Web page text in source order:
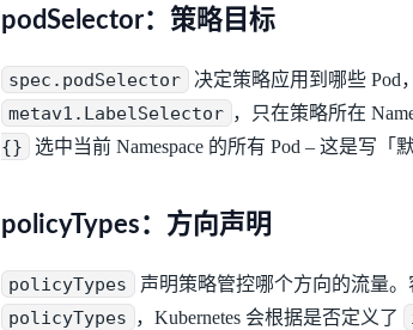
podSelector：策略目标
spec.podSelector 决定策略应用到哪些 Pod
metav1.LabelSelector ，只在策略所在
{}
选中当前 Namespace 的所有 Pod – 这是写「
policyTypes：方向声明
policyTypes 声明策略管控哪个方向的流量
policyTypes ，Kubernetes 会根据是否定义了